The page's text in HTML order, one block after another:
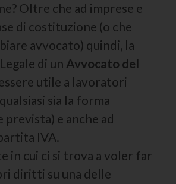
Oltre che ad imprese e
di costituzione (o che
avvocato) quindi, la
di un Avvocato del
utile a lavoratori
sia la forma
e anche ad
IVA.
in cui ci si trova a voler far
diritti su una delle